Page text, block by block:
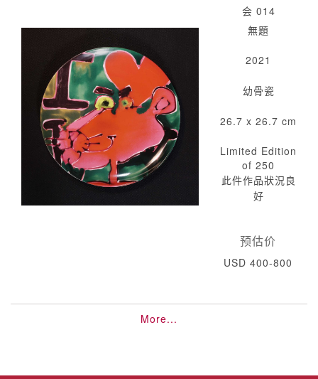
会 014
無題
2021
幼骨瓷
26.7 x 26.7 cm
Limited Edition
of 250
此件作品狀況良
好
预估价
USD 400-800
More...